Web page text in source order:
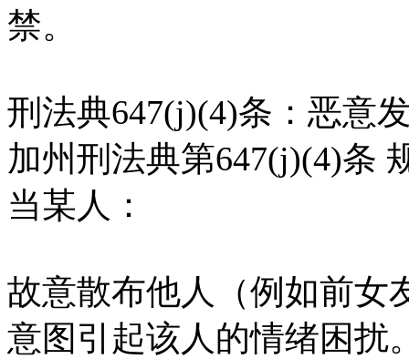
禁。
刑法典647(j)(4)条：恶意
加州刑法典第647(j)(4)条
当某人：
故意散布他人（例如前女
意图引起该人的情绪困扰